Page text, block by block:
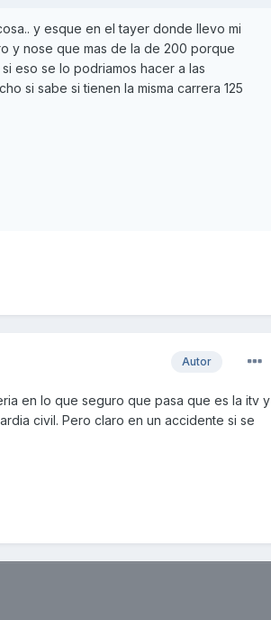
y esque en el tayer donde llevo mi
y nose que mas de la de 200 porque
eso se lo podriamos hacer a las
si sabe si tienen la misma carrera 125
Autor
en lo que seguro que pasa que es la itv y
civil. Pero claro en un accidente si se